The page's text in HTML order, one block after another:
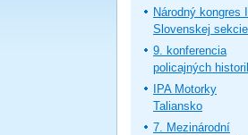
Národný kongres
Slovenskej sekcie
9. konferencia
policajných
IPA Motorky
Taliansko
7. Mezinárodní